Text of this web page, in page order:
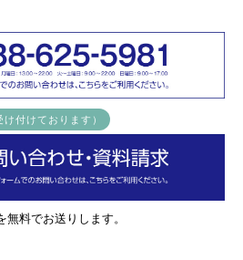
付けております）
料でお送りします。